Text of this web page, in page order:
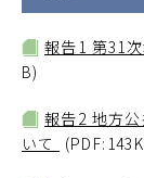
報告1 第31
B)
報告2 地方
いて